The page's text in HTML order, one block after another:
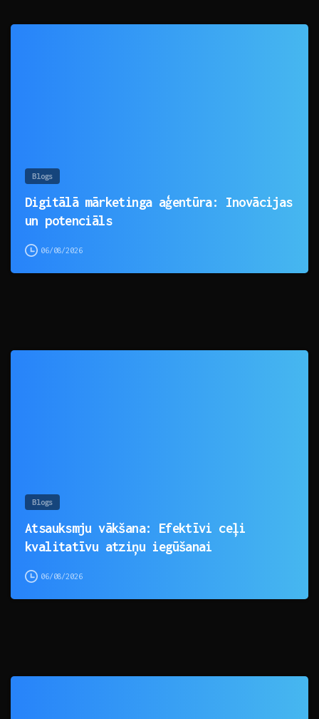
Blogs
Digitālā mārketinga aģentūra: Inovācijas
un potenciāls
06/08/2026
Blogs
Atsauksmju vākšana: Efektīvi ceļi
kvalitatīvu atziņu iegūšanai
06/08/2026